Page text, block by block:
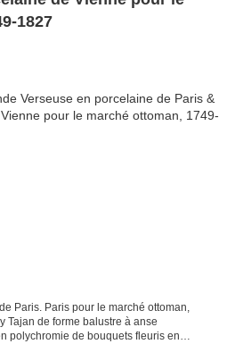
1827
Paris. Paris pour le marché ottoman,
Tajan de forme balustre à anse
polychromie de bouquets fleuris en